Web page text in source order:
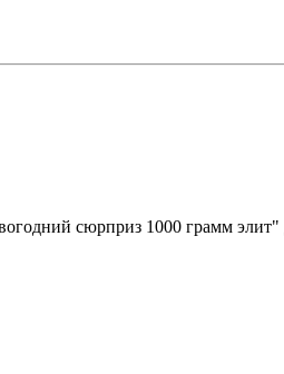
сюрприз 1000 грамм